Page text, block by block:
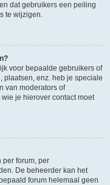
dat gebruikers een peiling
te wijzigen.
voor bepaalde gebruikers of
plaatsen, enz. heb je speciale
van moderators of
je hierover contact moet
per forum, per
De beheerder kan het
forum helemaal geen